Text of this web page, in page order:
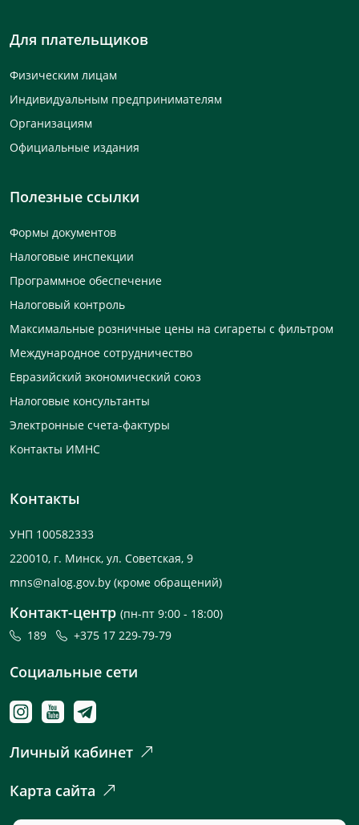
Для плательщиков
Физическим лицам
Индивидуальным предпринимателям
Организациям
Официальные издания
Полезные ссылки
Формы документов
Налоговые инспекции
Программное обеспечение
Налоговый контроль
Максимальные розничные цены на сигареты с фильтром
Международное сотрудничество
Евразийский экономический союз
Налоговые консультанты
Электронные счета-фактуры
Контакты ИМНС
Контакты
УНП 100582333
220010, г. Минск, ул. Советская, 9
mns@nalog.gov.by (кроме обращений)
Контакт-центр (пн-пт 9:00 - 18:00)
189
+375 17 229-79-79
Социальные сети
Личный кабинет
Карта сайта